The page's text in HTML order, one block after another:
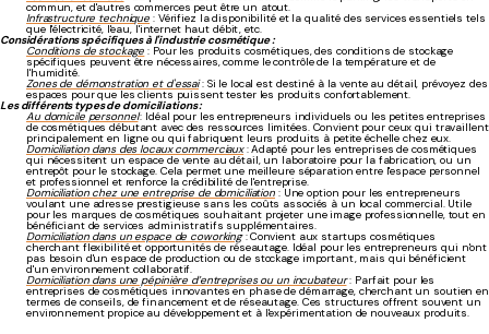
commun, et d'autres commerces peut être un atout.
Infrastructure technique : Vérifiez la disponibilité et la qualité des services essentiels tels
que l'électricité, l'eau, l'internet haut débit, etc.
Considérations spécifiques à l'industrie cosmétique :
Conditions de stockage : Pour les produits cosmétiques, des conditions de stockage
spécifiques peuvent être nécessaires, comme le contrôle de la température et de
l'humidité.
Zones de démonstration et d'essai: Si le local est destiné à la vente au détail, prévoyez des
espaces pour que les clients puissent tester les produits confortablement.
Les différents types de domiciliations :
Au domicile personnel: Idéal pour les entrepreneurs individuels ou les petites entreprises
de cosmétiques débutant avec des ressources limitées. Convient pour ceux qui travaillent
principalement en ligne ou qui fabriquent leurs produits à petite échelle chez eux.
Domiciliation dans des locaux commerciaux:Adapté pour les entreprises de cosmétiques
qui nécessitent un espace de vente au détail, un laboratoire pour la fabrication, ou un
entrepôt pour le stockage. Cela permet une meilleure séparation entre l'espace personnel
et professionnel et renforce la crédibilité de l'entreprise.
Domiciliation chez une entreprise de domiciliation : Une option pour les entrepreneurs
voulant une adresse prestigieuse sans les coûts associés à un local commercial. Utile
pour les marques de cosmétiques souhaitant projeter une image professionnelle, tout en
bénéficiant de services administratifs supplémentaires.
Domiciliation dans un espace de coworking:Convient aux startups cosmétiques
cherchant flexibilité et opportunités de réseautage. Idéal pour les entrepreneurs qui n'ont
pas besoin d'un espace de production ou de stockage important, mais qui bénéficient
d'un environnement collaboratif.
Domiciliation dans une pépinière d’entreprises ou un incubateur: Parfait pour les
entreprises de cosmétiques innovantes en phase de démarrage, cherchant un soutien en
termes de conseils, de financement et de réseautage. Ces structures offrent souvent un
environnement propice au développement et à l'expérimentation de nouveaux produits.